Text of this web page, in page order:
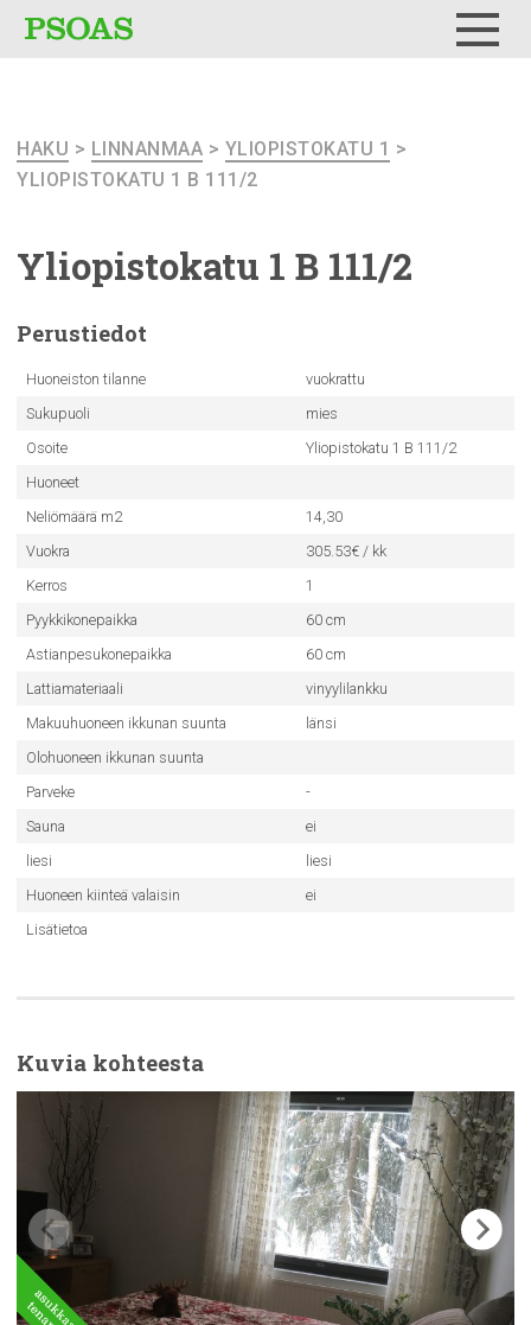
HAKU > LINNANMAA > YLIOPISTOKATU 1 >
YLIOPISTOKATU 1 B 111/2
Yliopistokatu 1 B 111/2
Perustiedot
Huoneiston tilanne
vuokrattu
Sukupuoli
mies
Osoite
Yliopistokatu 1 B 111/2
Huoneet
Neliömäärä m2
14,30
Vuokra
305.53€ / kk
Kerros
1
Pyykkikonepaikka
60 cm
Astianpesukonepaikka
60 cm
Lattiamateriaali
vinyylilankku
Makuuhuoneen ikkunan suunta
länsi
Olohuoneen ikkunan suunta
Parveke
-
Sauna
ei
liesi
liesi
Huoneen kiinteä valaisin
ei
Lisätietoa
Kuvia kohteesta